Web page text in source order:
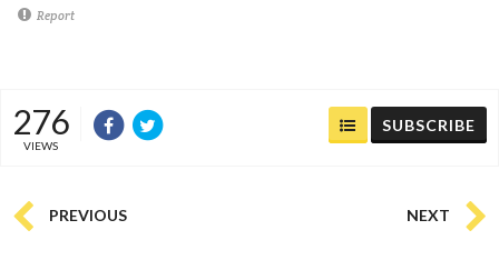
Report
276
VIEWS
SUBSCRIBE
PREVIOUS NEXT